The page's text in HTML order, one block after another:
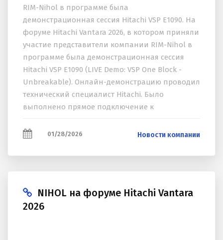
RIM-Nihol в программе была
демонстрационная сессия Hitachi VSP E1090. На
форуме Hitachi Vantara 2026, в котором приняли
участие представители компании RIM-Nihol в
программе была демонстрационная сессия
Hitachi VSP E1090 (LIVE Demo: VSP One Block -
Unbreakable). Онлайн-демонстрацию проводил
технический специалист Hitachi. Было
выполнено прямое подключение к
В инфраструктуре...
01/28/2026 Новости компании
NIHOL на форуме Hitachi Vantara
2026